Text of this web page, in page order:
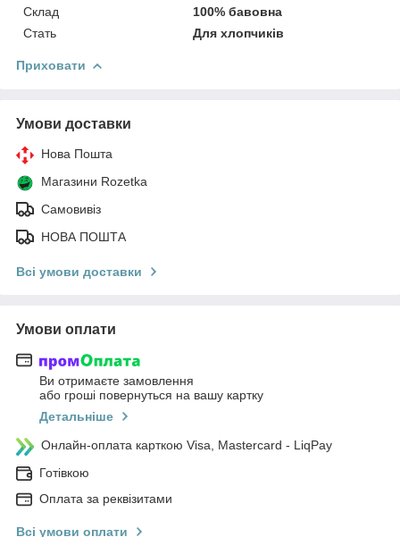
Склад
100% бавовна
Стать
Для хлопчиків
Приховати
Умови доставки
Нова Пошта
Магазини Rozetka
Самовивіз
НОВА ПОШТА
Всі умови доставки
Умови оплати
Ви отримаєте замовлення
або гроші повернуться на вашу картку
Детальніше
Онлайн-оплата карткою Visa, Mastercard - LiqPay
Готівкою
Оплата за реквізитами
Всі умови оплати